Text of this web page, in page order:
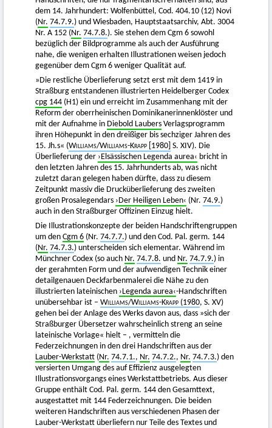
dem 14. Jahrhundert: Wolfenbüttel, Cod. 404.10 (12) Novi
(Nr. 74.7.9.) und Wiesbaden, Hauptstaatsarchiv, Abt. 3004
Nr. A 152 (Nr. 74.7.8.). Sie stehen dem Cgm 6 sowohl
bezüglich der Bildprogramme als auch der Ausführung
nahe, die wenigen erhalten Illustrationen weisen jedoch
gegenüber dem Cgm 6 weniger Qualität auf.
»Die restliche Überlieferung setzt erst mit dem 1419 in
Straßburg entstandenen illustrierten Heidelberger Codex
cpg 144 (H1) ein und erreicht im Zusammenhang mit der
Reform der oberrheinischen Dominikanerinnenklöster und
mit der Aufnahme in Diebold Laubers Verlagsprogramm
ihren Höhepunkt in den dreißiger bis sechziger Jahren des
15. Jh.s« (Williams/Williams-Krapp [1980] S. XIV). Die
Überlieferung der ›Elsässischen Legenda aurea‹ bricht in
den letzten Jahren des 15. Jahrhunderts ab, was nicht
zuletzt daran gelegen haben dürfte, dass zu diesem
Zeitpunkt massiv die Drucküberlieferung des zweiten
großen Prosalegendars ›Der Heiligen Leben‹ (Nr. 74.9.)
auch in den Straßburger Offizinen Einzug hielt.
Die Illustrationskonzepte der beiden Handschriftengruppen
um den Cgm 6 (Nr. 74.7.7.) und den Cod. Pal. germ. 144
(Nr. 74.7.3.) unterscheiden sich elementar. Während im
Münchner Codex (so auch Nr. 74.7.8. und Nr. 74.7.9.) in
der gerahmten Form und der aufwendigen Technik einer
detailgenauen Deckfarbenmalerei die Nähe zu den
illustrierten lateinischen ›Legenda aurea‹-Handschriften
unübersehbar ist – Williams/Williams-Krapp (1980, S. XV)
gehen bei der Anlage des Werks davon aus, dass »sich der
Straßburger Übersetzer wahrscheinlich streng an seine
lateinische Vorlage« hielt – , vermitteln die
Federzeichnungen in den drei Handschriften aus der
Lauber-Werkstatt (Nr. 74.7.1., Nr. 74.7.2., Nr. 74.7.3.) den
versierten Umgang des auf Effizienz ausgelegten
Illustrationsvorgangs eines Werkstattbetriebs. Aus dieser
Gruppe enthält Cod. Pal. germ. 144 den Gesamttext,
ausgestattet mit 144 Federzeichnungen. Die beiden
weiteren Handschriften aus verschiedenen Phasen der
Lauber-Werkstatt überliefern nur Teile des Textes und